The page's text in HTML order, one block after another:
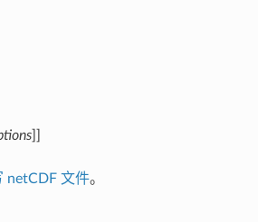
]]
netCDF 文件。